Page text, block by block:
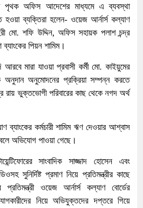
পৃথক অফিস আদেশের মাধ্যমে এ ব্যবস্থা
হওয়া ব্যক্তিরা হলেন- ওয়েজ আর্নার্স কল্যাণ
মো. শফি উদ্দিন, অফিস সহায়ক পলাশ চন্দ্র
পিয়ন শামিম।
আরবে মারা যাওয়া প্রবাসী কর্মী মো. কাইয়ুমের
অনুদান অনুমোদনের প্রক্রিয়া সম্পন্ন করতে
রায় ভুক্তভোগী পরিবারের কাছ থেকে নগদ অর্থ
ব্যাংকের কর্মচারী শামিম ঋণ দেওয়ার আশ্বাস
অভিযোগ পাওয়া গেছে।
সাংবাদিক সাজ্জাদ হোসেন এবং
সুনির্দিষ্ট প্রমাণ নিয়ে প্রতিমন্ত্রীর কাছে
ওয়েজ আর্নার্স কল্যাণ বোর্ডের
নিয়ে অভিযুক্তদের দপ্তরে গিয়ে